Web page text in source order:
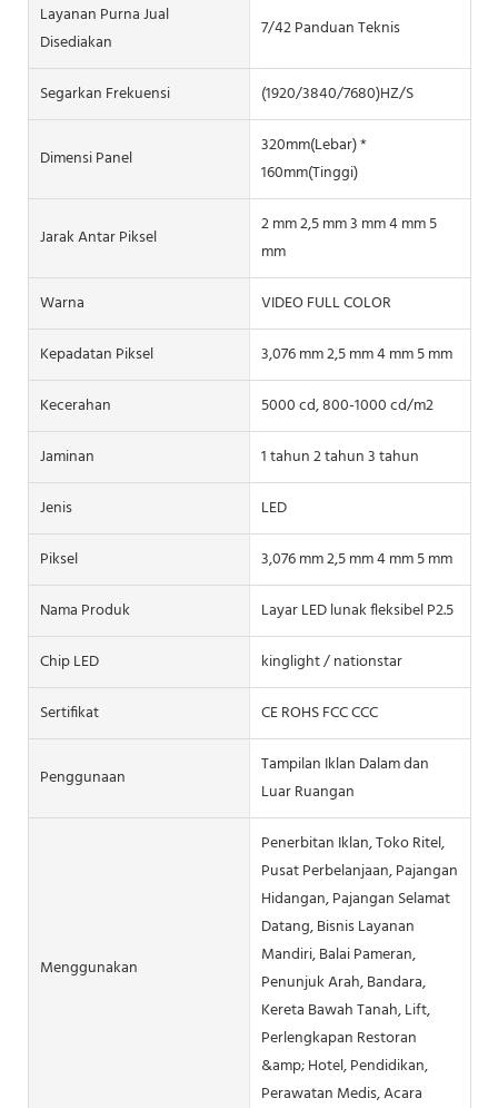
Layanan Purna Jual
Disediakan
7/42 Panduan Teknis
Segarkan Frekuensi (1920/3840/7680)HZ/S
Dimensi Panel
320mm(Lebar) *
160mm(Tinggi)
Jarak Antar Piksel
2 mm 2,5 mm 3 mm 4 mm 5
mm
Warna
VIDEO FULL COLOR
Kepadatan Piksel
3,076 mm 2,5 mm 4 mm 5 mm
Kecerahan
5000 cd, 800-1000 cd/m2
Jaminan
1 tahun 2 tahun 3 tahun
Jenis
LED
Piksel
3,076 mm 2,5 mm 4 mm 5 mm
Nama Produk
Layar LED lunak fleksibel P2.5
Chip LED
kinglight / nationstar
Sertifikat
CE ROHS FCC CCC
Penggunaan
Tampilan Iklan Dalam dan
Luar Ruangan
Menggunakan
Penerbitan Iklan, Toko Ritel,
Pusat Perbelanjaan, Pajangan
Hidangan, Pajangan Selamat
Datang, Bisnis Layanan
Mandiri, Balai Pameran,
Penunjuk Arah, Bandara,
Kereta Bawah Tanah, Lift,
Perlengkapan Restoran
&amp; Hotel, Pendidikan,
Perawatan Medis, Acara